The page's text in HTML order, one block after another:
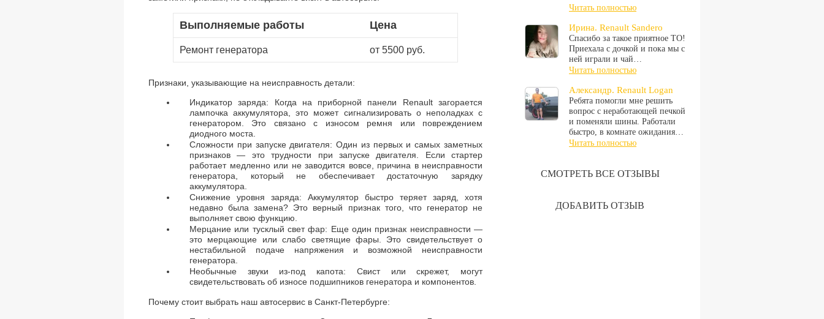
Выполняемые работы Цена
Ремонт генератора от 5500 руб.
Признаки, указывающие на неисправность детали:
Индикатор заряда: Когда на приборной панели Renault загорается
лампочка аккумулятора, это может сигнализировать о неполадках с
генератором. Это связано с износом ремня или повреждением
диодного моста.
Сложности при запуске двигателя: Один из первых и самых заметных
признаков — это трудности при запуске двигателя. Если стартер
работает медленно или не заводится вовсе, причина в неисправности
генератора, который не обеспечивает достаточную зарядку
аккумулятора.
Снижение уровня заряда: Аккумулятор быстро теряет заряд, хотя
недавно была замена? Это верный признак того, что генератор не
выполняет свою функцию.
Мерцание или тусклый свет фар: Еще один признак неисправности —
это мерцающие или слабо светящие фары. Это свидетельствует о
нестабильной подаче напряжения и возможной неисправности
генератора.
Необычные звуки из-под капота: Свист или скрежет, могут
свидетельствовать об износе подшипников генератора и компонентов.
Почему стоит выбрать наш автосервис в Санкт-Петербурге:
Читать полностью
Ирина. Renault Sandero
Спасибо за такое приятное ТО!
Приехала с дочкой и пока мы с
ней играли и чай…
Читать полностью
Александр. Renault Logan
Ребята помогли мне решить
вопрос с неработающей печкой
и поменяли шины. Работали
быстро, в комнате ожидания…
Читать полностью
СМОТРЕТЬ ВСЕ ОТЗЫВЫ
ДОБАВИТЬ ОТЗЫВ